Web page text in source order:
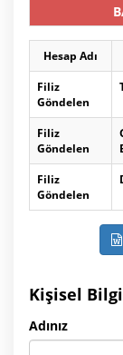
Hesap Adı
Filiz
Göndelen
Filiz
Göndelen
Filiz
Göndelen
Kişisel
Adınız